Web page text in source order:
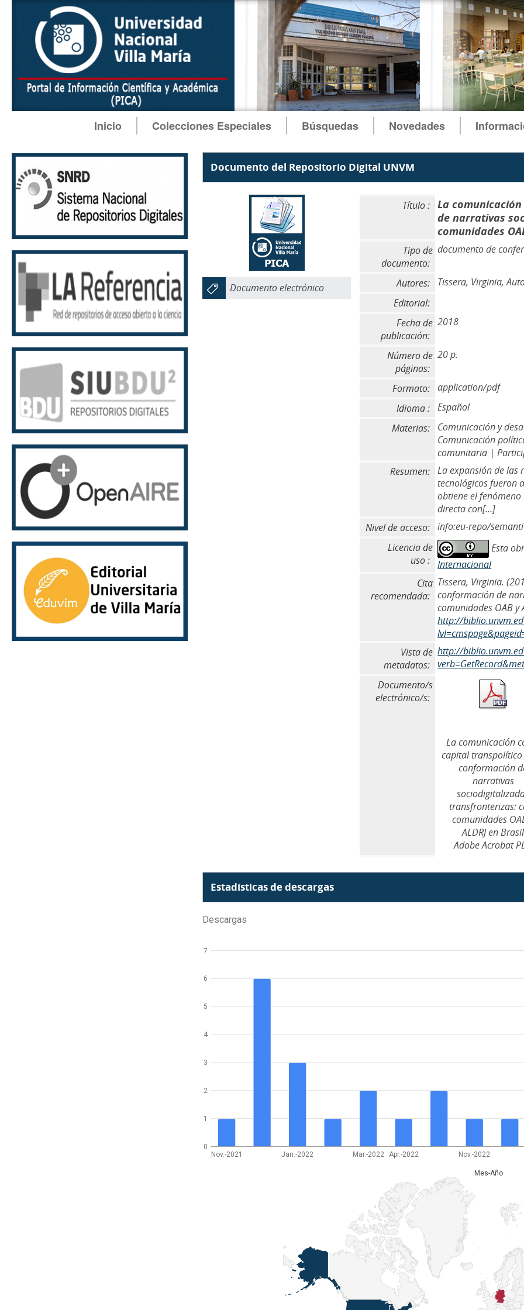
Inicio Colecciones Especiales Búsquedas Novedades
Documento del Repositorio Digital UNVM
Documento electrónico
Título :
La
de narrativas
comunidades
Tipo de
documento:
documento de
Autores:
Tissera, Virginia,
Editorial:
Fecha de
publicación:
2018
Número de
páginas:
20 p.
Formato:
application/pdf
Idioma :
Español
Materias:
Comunicación y
Comunicación
comunitaria |
Resumen:
La expansión de las
tecnológicos fueron
obtiene el
directa con[...]
Nivel de acceso:
info:eu-repo/
Licencia de
uso :
Esta
Internacional
Cita
recomendada:
Tissera, Virginia.
conformación de
comunidades OAB y
http://
Vista de
metadatos:
http://
Documento/s
electrónico/s:
La comunicación
capital
conformación
narrativas
transfronterizas:
comunidades
ALDRJ en Brasil
Adobe Acrobat
Estadísticas de descargas
Descargas
Nov.-2021 Jan.-2022 Mar.-2022 Apr.-2022 Nov.-2022
Mes-Año
0
1
2
3
4
5
6
7